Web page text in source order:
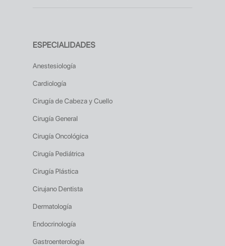
ESPECIALIDADES
Anestesiología
Cardiología
Cirugía de Cabeza y Cuello
Cirugía General
Cirugía Oncológica
Cirugía Pediátrica
Cirugía Plástica
Cirujano Dentista
Dermatología
Endocrinología
Gastroenterología